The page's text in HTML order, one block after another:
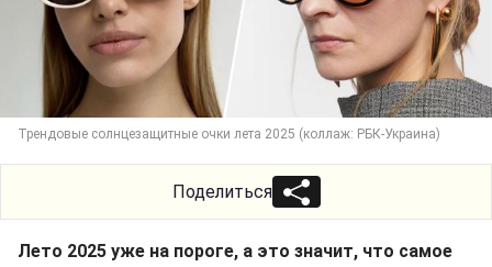
Трендовые солнцезащитные очки лета 2025 (коллаж: РБК-Украина)
Поделиться
Лето 2025 уже на пороге, а это значит, что самое